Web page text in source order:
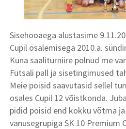
Sisehooaega alustasime
Cupil osalemisega 2010.a.
Kuna saaliturniire polnud me
Futsali pall ja sisetingimused
Meie poisid saavutasid sellel
osales Cupil 12 võistkonda.
pidid poisid end kokku võtma
vanusegrupiga SK 10 Premium